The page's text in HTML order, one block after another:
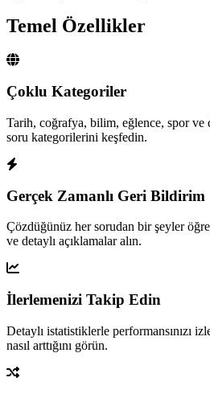
Temel Özellikler
Çoklu Kategoriler
Tarih, coğrafya, bilim, eğlence, spor ve
soru kategorilerini keşfedin.
Gerçek Zamanlı Geri Bildirim
Çözdüğünüz her sorudan bir şeyler
ve detaylı açıklamalar alın.
İlerlemenizi Takip Edin
Detaylı istatistiklerle performansınızı
nasıl arttığını görün.